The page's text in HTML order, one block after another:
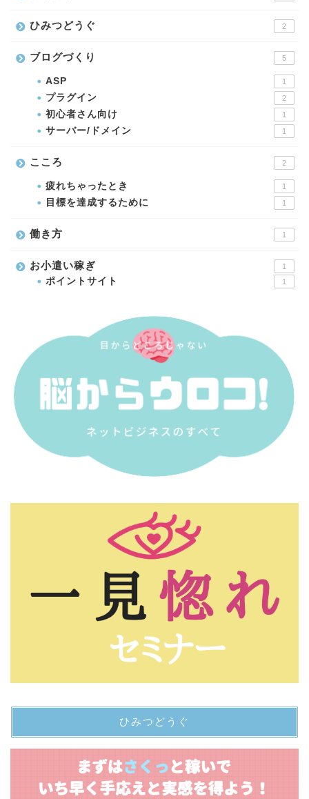
ひみつどうぐ 2
ブログづくり 5
ASP 1
プラグイン 2
初心者さん向け 1
サーバー/ドメイン 1
こころ 2
疲れちゃったとき 1
目標を達成するために 1
働き方 1
お小遣い稼ぎ 1
ポイントサイト 1
ひみつどうぐ